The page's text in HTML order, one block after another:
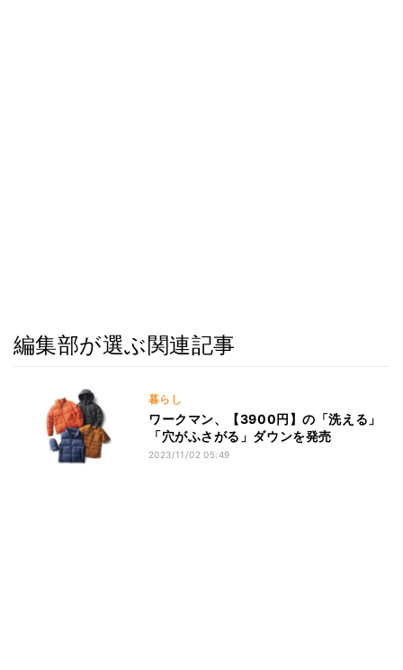
編集部が選ぶ関連記事
暮らし
ワークマン、【3900円】の「洗える」
「穴がふさがる」ダウンを発売
2023/11/02 05:49